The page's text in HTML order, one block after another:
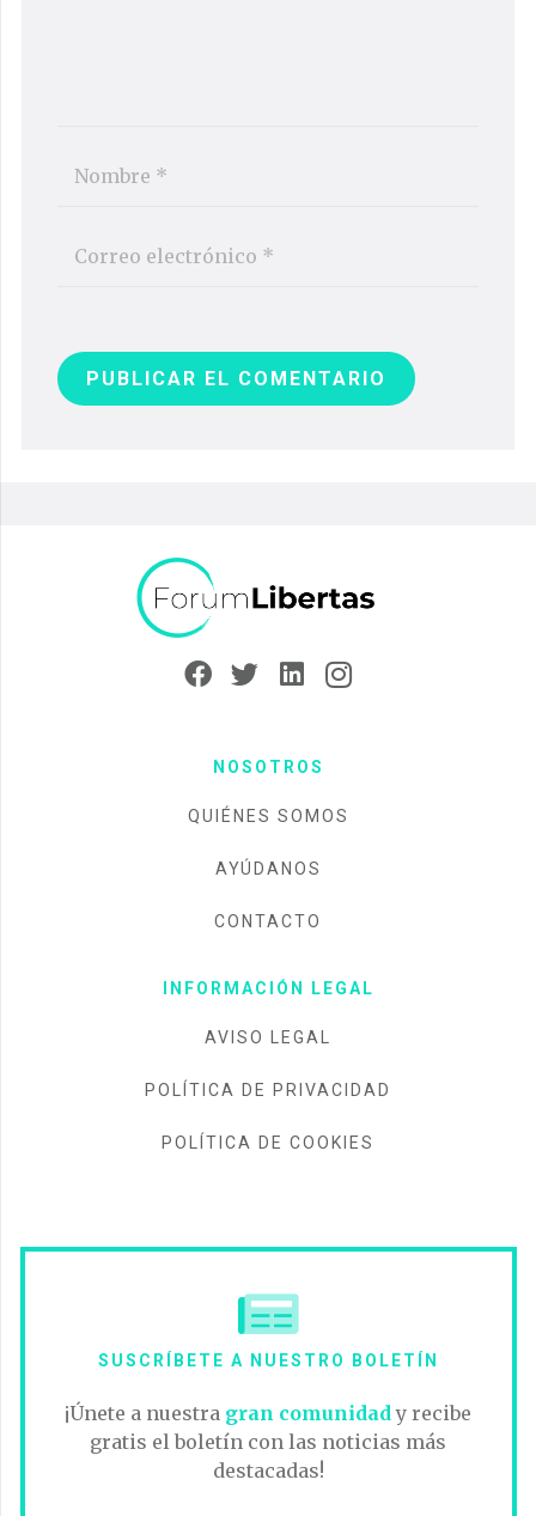
PUBLICAR EL COMENTARIO
NOSOTROS
QUIÉNES SOMOS
AYÚDANOS
CONTACTO
INFORMACIÓN LEGAL
AVISO LEGAL
POLÍTICA DE PRIVACIDAD
POLÍTICA DE COOKIES
SUSCRÍBETE A NUESTRO BOLETÍN
¡Únete a nuestra gran comunidady recibe
gratis el boletín con las noticias más
destacadas!